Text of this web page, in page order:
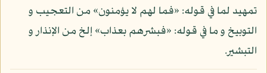
تمهيد لما في قوله: «فما لهم لا يؤمنون» من التعجيب و
التوبيخ و ما في قوله: «فبشرهم بعذاب» إلخ من الإنذار و
التبشير.